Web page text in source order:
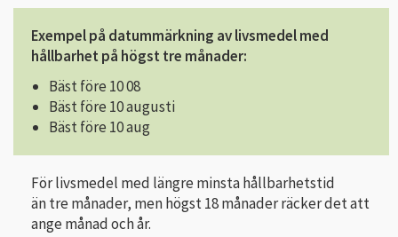
Exempel på datummärkning av livsmedel med
hållbarhet på högst tre månader:
Bäst före 10 08
Bäst före 10 augusti
Bäst före 10 aug
För livsmedel med längre minsta hållbarhetstid
än tre månader, men högst 18 månader räcker det att
ange månad och år.